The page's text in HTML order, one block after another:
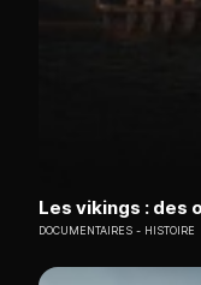
Les vikings : des
DOCUMENTAIRES HISTOIRE